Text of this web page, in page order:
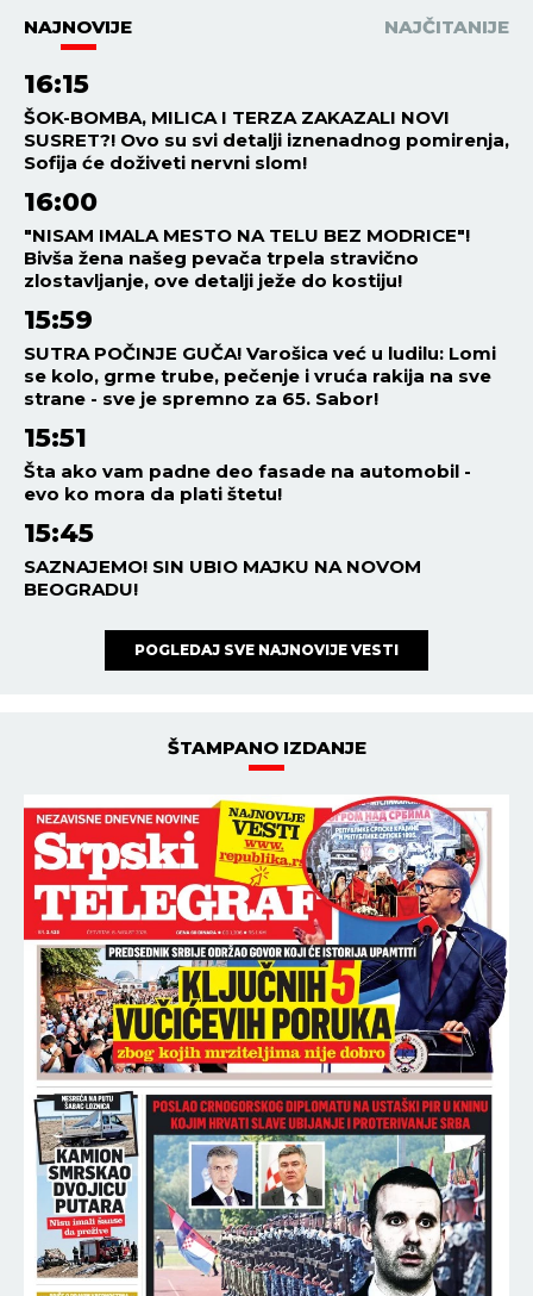
NAJNOVIJE NAJČITANIJE
16:15
ŠOK-BOMBA, MILICA I TERZA ZAKAZALI NOVI
SUSRET?! Ovo su svi detalji iznenadnog pomirenja,
Sofija će doživeti nervni slom!
16:00
"NISAM IMALA MESTO NA TELU BEZ MODRICE"!
Bivša žena našeg pevača trpela stravično
zlostavljanje, ove detalji ježe do kostiju!
15:59
SUTRA POČINJE GUČA! Varošica već u ludilu: Lomi
se kolo, grme trube, pečenje i vruća rakija na sve
strane - sve je spremno za 65. Sabor!
15:51
Šta ako vam padne deo fasade na automobil -
evo ko mora da plati štetu!
15:45
SAZNAJEMO! SIN UBIO MAJKU NA NOVOM
BEOGRADU!
POGLEDAJ SVE NAJNOVIJE VESTI
ŠTAMPANO IZDANJE